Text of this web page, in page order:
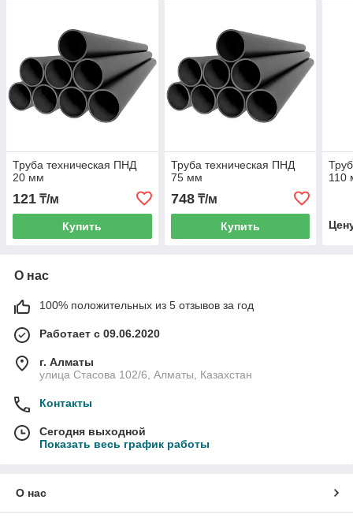
Труба техническая ПНД
20 мм
121 ₸/м
Купить
Труба техническая ПНД
75 мм
748₸/м
Купить
110
О нас
100% положительных из 5 отзывов за год
Работает с 09.06.2020
г. Алматы
улица Стасова 102/6, Алматы, Казахстан
Контакты
Сегодня выходной
Показать весь график работы
О нас